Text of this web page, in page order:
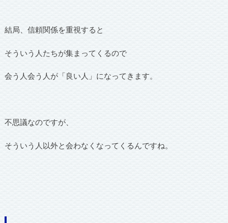
結局、信頼関係を重視すると
そういう人たちが集まってくるので
会う人会う人が「良い人」になってきます。
不思議なのですが、
そういう人以外と会わなくなってくるんですね。